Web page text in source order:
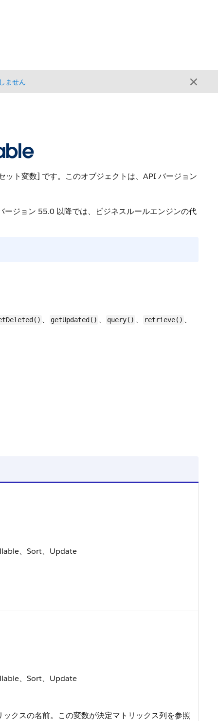
ません
ト変数] です。 このオブジェクトは、API バージョン
ジョン 55.0 以降では、ビジネスルールエンジンの代
、 getUpdated() 、 query() 、 retrieve() 、
、Sort、Update
、Sort、Update
クスの名前。この変数が決定マトリックス列を参照